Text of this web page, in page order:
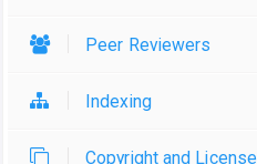
Peer Reviewers
Indexing
Copyright and License